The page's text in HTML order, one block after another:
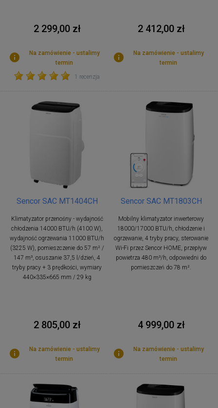
2 299,00 zł
Na zamówienie - ustalimy
termin
1 recenzja
2 412,00 zł
Na zamówienie - ustalimy
termin
Sencor SAC MT1404CH
Klimatyzator przenośny - wydajność
chłodzenia 14000 BTU/h (4100 W),
wydajność ogrzewania 11000 BTU/h
(3225 W), pomieszczenie do 57 m² /
147 m³, osuszanie 37,5 l/dzień, 4
tryby pracy + 3 prędkości, wymiary
440×335×665 mm / 29 kg
2 805,00 zł
Na zamówienie - ustalimy
termin
Sencor SAC MT1803CH
Mobilny klimatyzator inwerterowy
18000/17000 BTU/h, chłodzenie i
ogrzewanie, 4 tryby pracy, sterowanie
Wi-Fi przez Sencor HOME, przepływ
powietrza 480 m³/h, odpowiedni do
pomieszczeń do 78 m².
4 999,00 zł
Na zamówienie - ustalimy
termin